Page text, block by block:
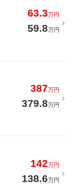
63.3万円
59.8万円
387万円
379.8万円
142万円
138.6万円